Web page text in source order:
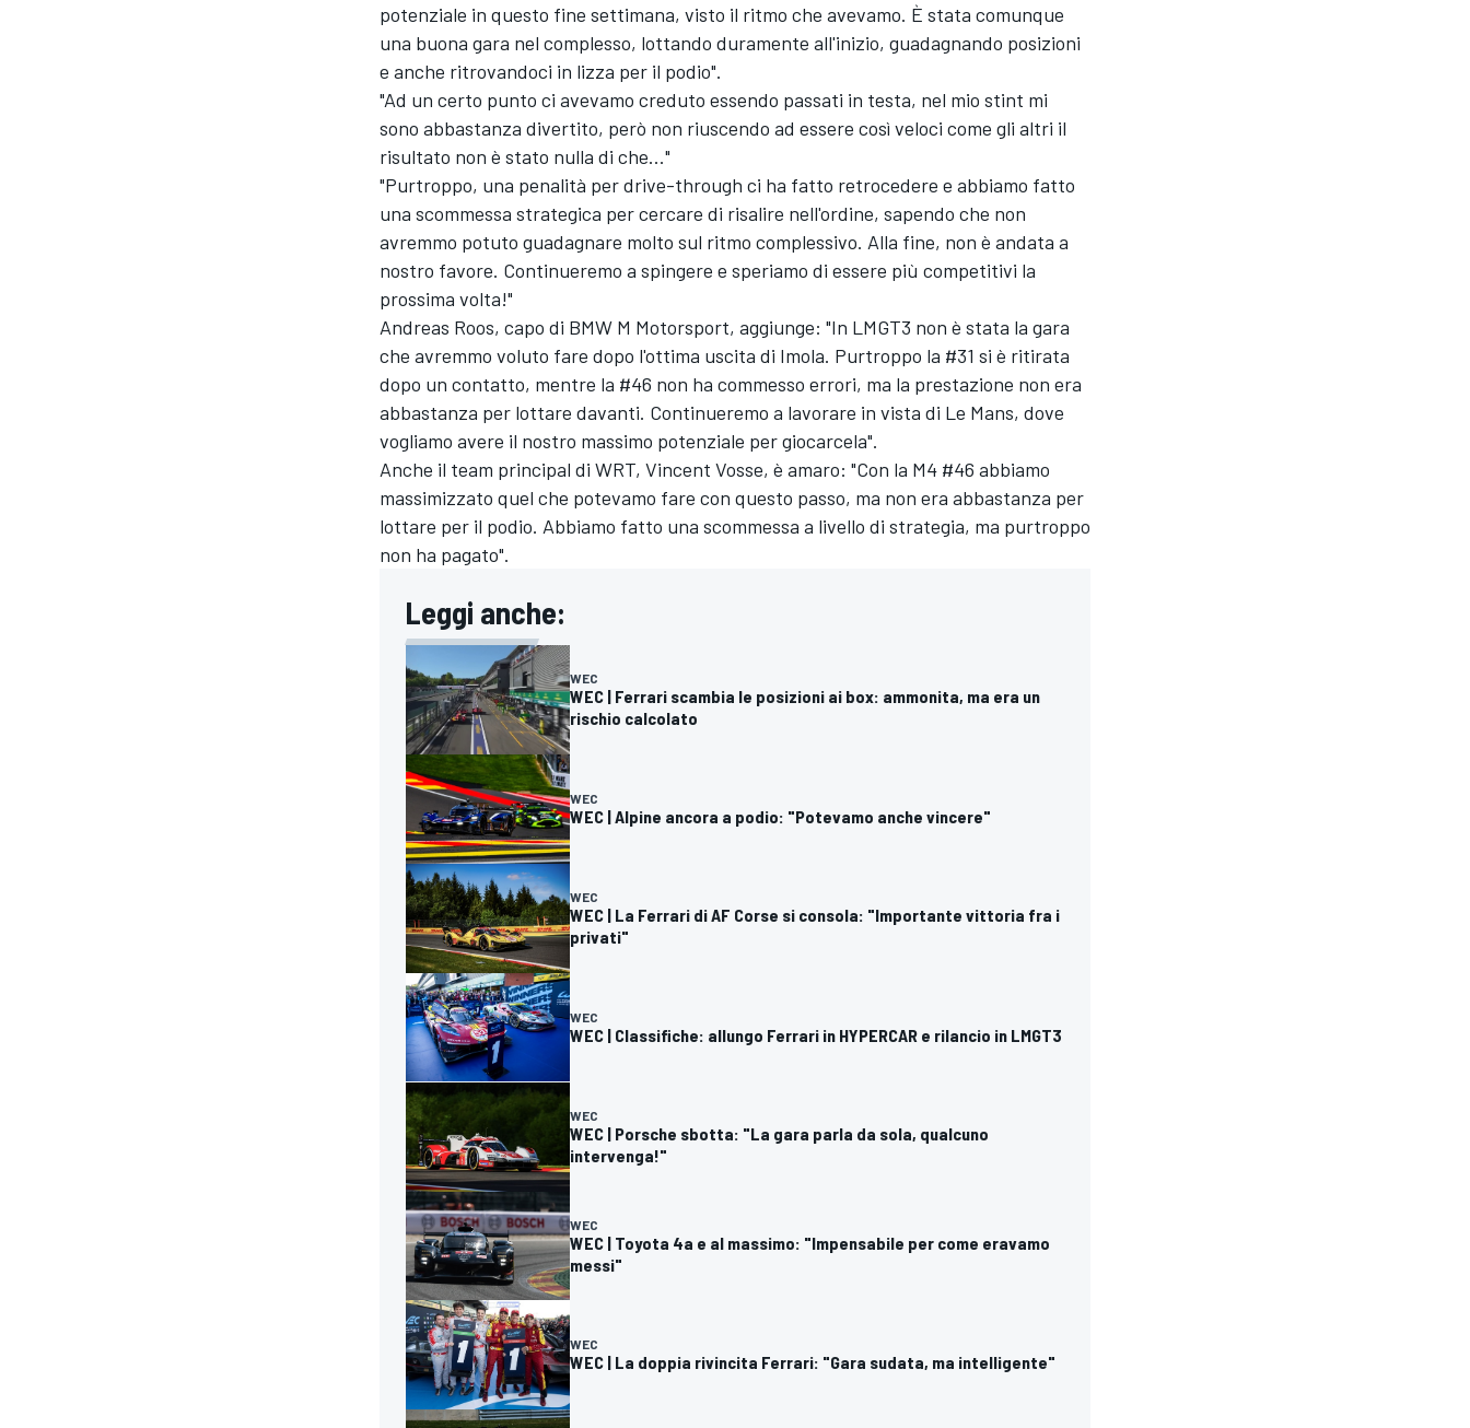
potenziale in questo fine settimana, visto il ritmo che avevamo. È stata comunque
una buona gara nel complesso, lottando duramente all'inizio, guadagnando posizioni
e anche ritrovandoci in lizza per il podio".
"Ad un certo punto ci avevamo creduto essendo passati in testa, nel mio stint mi
sono abbastanza divertito, però non riuscendo ad essere così veloci come gli altri il
risultato non è stato nulla di che..."
"Purtroppo, una penalità per drive-through ci ha fatto retrocedere e abbiamo fatto
una scommessa strategica per cercare di risalire nell'ordine, sapendo che non
avremmo potuto guadagnare molto sul ritmo complessivo. Alla fine, non è andata a
nostro favore. Continueremo a spingere e speriamo di essere più competitivi la
prossima volta!"
Andreas Roos, capo di BMW M Motorsport, aggiunge: "In LMGT3 non è stata la gara
che avremmo voluto fare dopo l'ottima uscita di Imola. Purtroppo la #31 si è ritirata
dopo un contatto, mentre la #46 non ha commesso errori, ma la prestazione non era
abbastanza per lottare davanti. Continueremo a lavorare in vista di Le Mans, dove
vogliamo avere il nostro massimo potenziale per giocarcela".
Anche il team principal di WRT, Vincent Vosse, è amaro: "Con la M4 #46 abbiamo
massimizzato quel che potevamo fare con questo passo, ma non era abbastanza per
lottare per il podio. Abbiamo fatto una scommessa a livello di strategia, ma purtroppo
non ha pagato".
Leggi anche:
WEC
WEC | Ferrari scambia le posizioni ai box: ammonita, ma era un
rischio calcolato
WEC
WEC | Alpine ancora a podio: "Potevamo anche vincere"
WEC
WEC | La Ferrari di AF Corse si consola: "Importante vittoria fra i
privati"
WEC
WEC | Classifiche: allungo Ferrari in HYPERCAR e rilancio in LMGT3
WEC
WEC | Porsche sbotta: "La gara parla da sola, qualcuno
intervenga!"
WEC
WEC | Toyota 4a e al massimo: "Impensabile per come eravamo
messi"
WEC
WEC | La doppia rivincita Ferrari: "Gara sudata, ma intelligente"